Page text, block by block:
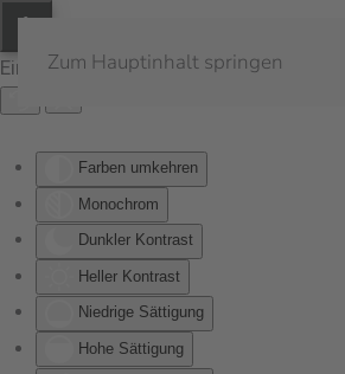
Eingabehilfen öffnen
Farben umkehren
Monochrom
Dunkler Kontrast
Heller Kontrast
Niedrige Sättigung
Hohe Sättigung
Zum Hauptinhalt springen